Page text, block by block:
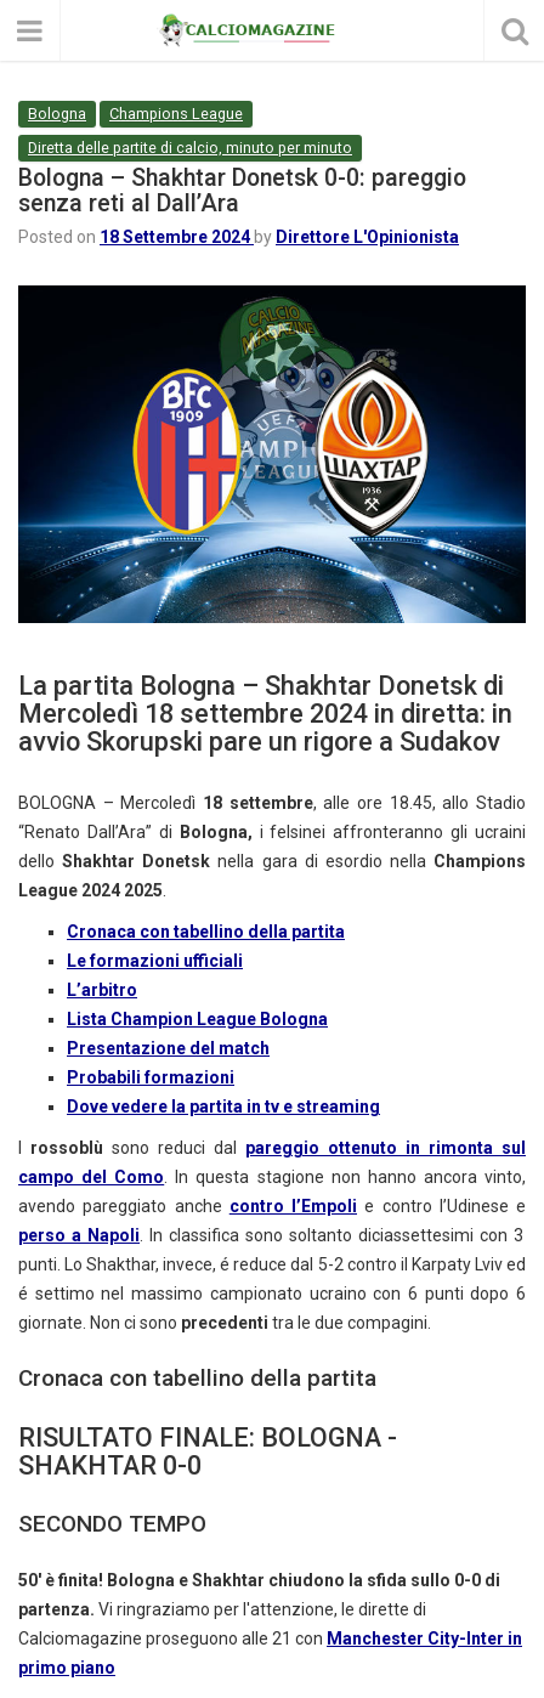
Bologna
Champions League
Diretta delle partite di calcio, minuto per minuto
Bologna – Shakhtar Donetsk 0-0: pareggio
senza reti al Dall’Ara
Posted on 18 Settembre 2024 by Direttore L'Opinionista
La partita Bologna – Shakhtar Donetsk di
Mercoledì 18 settembre 2024 in diretta: in
avvio Skorupski pare un rigore a Sudakov
BOLOGNA – Mercoledì 18 settembre, alle ore 18.45, allo Stadio
“Renato Dall’Ara” di
Bologna, i felsinei affronteranno gli ucraini
delloShakhtar Donetsknella gara di esordio nella Champions
League 2024 2025.
Cronaca con tabellino della partita
Le formazioni ufficiali
L’arbitro
Lista Champion League Bologna
Presentazione del match
Probabili formazioni
Dove vedere la partita in tv e streaming
rossoblù sono reduci dal pareggio ottenuto in rimonta sul
campo del Como. In questa stagione non hanno ancora vinto,
avendo pareggiato anche contro l’Empoli e contro l’Udinese e
perso a Napoli. In classifica sono soltanto diciassettesimi con 3
punti. Lo Shakthar, invece, é reduce dal 5-2 contro il Karpaty Lviv ed
é settimo nel massimo campionato ucraino con 6 punti dopo 6
giornate. Non ci sono precedenti tra le due compagini.
Cronaca con tabellino della partita
RISULTATO FINALE: BOLOGNA -
SHAKHTAR 0-0
SECONDO TEMPO
50' è finita! Bologna e Shakhtar chiudono la sfida sullo 0-0 di
partenza. Vi ringraziamo per l'attenzione, le dirette di
Calciomagazine proseguono alle 21 con Manchester City-Inter in
primo piano